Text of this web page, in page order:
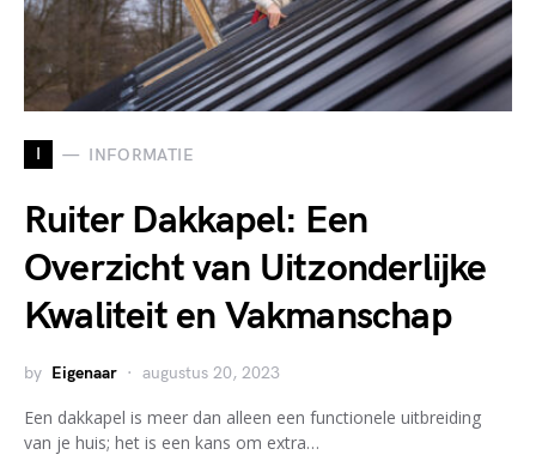
I INFORMATIE
Ruiter Dakkapel: Een
Overzicht van Uitzonderlijke
Kwaliteit en Vakmanschap
by Eigenaar augustus 20, 2023
Een dakkapel is meer dan alleen een functionele uitbreiding
van je huis; het is een kans om extra…